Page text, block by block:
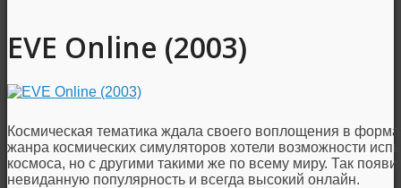
EVE Online (2003)
Космическая тематика ждала своего воплощения в
жанра космических симуляторов хотели возможности
космоса, но с другими такими же по всему миру. Так
невиданную популярность и всегда высокий онлайн.